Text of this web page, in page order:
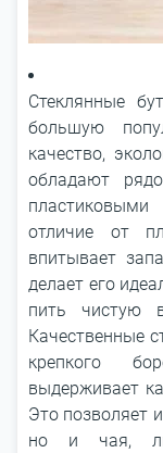
Стеклянные
большую
качество,
обладают
отличие от
впитывает
делает его
пить чистую
Качественные
крепкого
выдерживает
Это позволяет
но и чая,